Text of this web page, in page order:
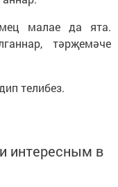
малае да ята.
тәрҗемәче
телибез.
интересным в